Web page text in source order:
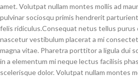
amet. Volutpat nullam montes mollis ad
pulvinar sociosqu primis hendrerit
felis ridiculus.Consequat netus tellus purus
nascetur vestibulum placerat a mi
magna vitae. Pharetra porttitor a ligula dui
in a elementum mi neque lectus facilisis
scelerisque dolor. Volutpat nullam montes